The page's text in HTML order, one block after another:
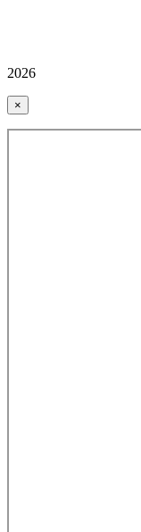
2026
×